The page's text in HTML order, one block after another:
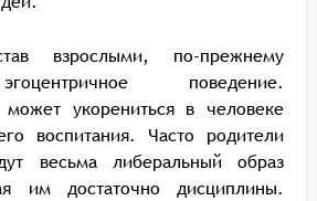
взрослыми, по-прежнему
поведение.
может укорениться в человеке
воспитания. Часто родители
весьма либеральный образ
им достаточно дисциплины.